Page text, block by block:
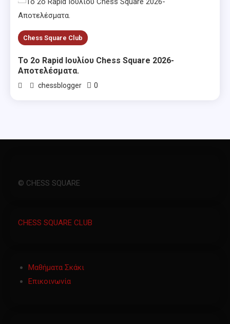
Chess Square Club
Το 2ο Rapid Ιουλίου Chess Square 2026-
Αποτελέσματα.
chessblogger 0
© CHESS SQUARE
CHESS SQUARE CLUB
Μαθήματα Σκάκι
Επικοινωνία